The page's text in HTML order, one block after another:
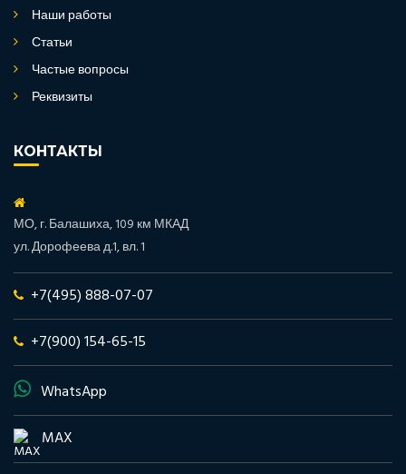
Наши работы
Статьи
Частые вопросы
Реквизиты
КОНТАКТЫ
МО, г. Балашиха, 109 км МКАД
ул. Дорофеева д.1, вл. 1
+7(495) 888-07-07
+7(900) 154-65-15
WhatsApp
MAX